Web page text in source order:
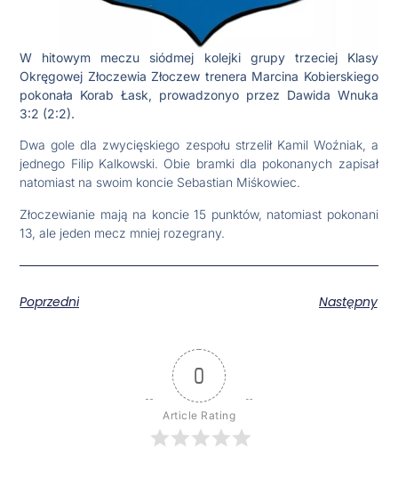
W hitowym meczu siódmej kolejki grupy trzeciej Klasy
Okręgowej Złoczewia Złoczew trenera Marcina Kobierskiego
pokonała Korab Łask, prowadzonyo przez Dawida Wnuka
3:2 (2:2).
Dwa gole dla zwycięskiego zespołu strzelił Kamil Woźniak, a
jednego Filip Kalkowski. Obie bramki dla pokonanych zapisał
natomiast na swoim koncie Sebastian Miśkowiec.
Złoczewianie mają na koncie 15 punktów, natomiast pokonani
13, ale jeden mecz mniej rozegrany.
Poprzedni Następny
0
Article Rating